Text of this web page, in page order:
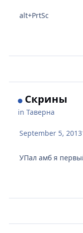
alt+PrtSc
Скрины
inТаверна
September 5, 2013
УПал амб я